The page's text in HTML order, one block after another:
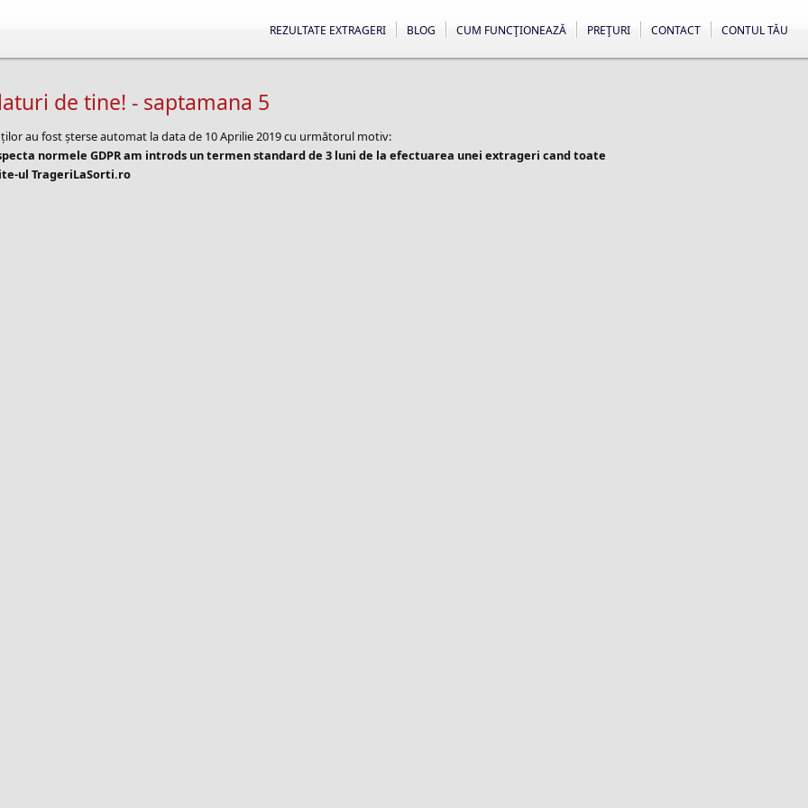
CONTUL TĂU
CONTACT
PREŢURI
CUM FUNCŢIONEAZĂ
BLOG
REZULTATE EXTRAGERI
de tine! - saptamana 5
au fost șterse automat la data de 10 Aprilie 2019 cu următorul motiv:
normele GDPR am introds un termen standard de 3 luni de la efectuarea unei extrageri cand toate
ul TrageriLaSorti.ro